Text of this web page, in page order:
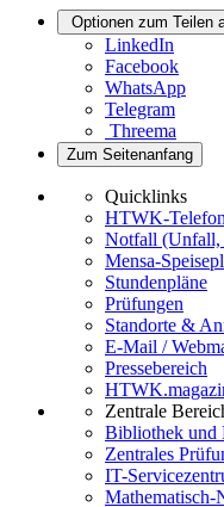
Optionen zum Teilen
LinkedIn
Facebook
WhatsApp
Telegram
Threema
Zum Seitenanfang
Quicklinks
HTWK-
Notfall (Unfall,
Mensa-
Stundenpläne
Prüfungen
Standorte &
E-Mail /
Pressebereich
Zentrale
Bibliothek und
Zentrales
IT-
Mathematisch-